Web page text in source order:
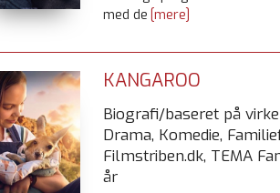
med de [mere]
KANGAROO
Biografi/baseret på
Drama, Komedie,
Filmstriben.dk, TEMA
år